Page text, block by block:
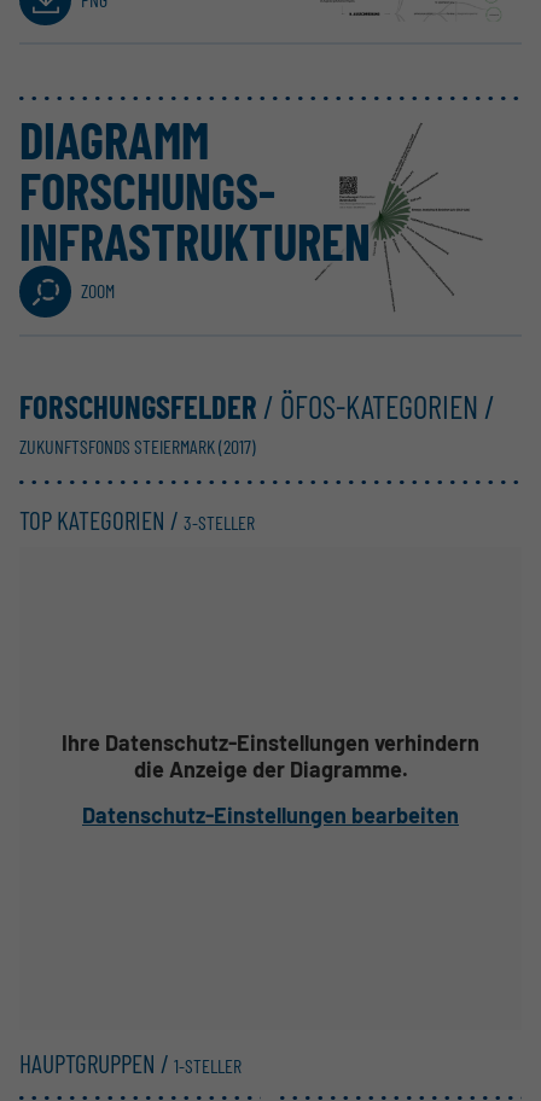
DIAGRAMM
FORSCHUNGS-
INFRA­STRUKTUREN
ZOOM
FORSCHUNGSFELDER / ÖFOS-KATEGORIEN /
ZUKUNFTSFONDS STEIERMARK (2017)
TOP KATEGORIEN / 3-STELLER
Ihre Datenschutz-Einstellungen verhindern
die Anzeige der Diagramme.
Datenschutz-Einstellungen bearbeiten
HAUPTGRUPPEN / 1-STELLER